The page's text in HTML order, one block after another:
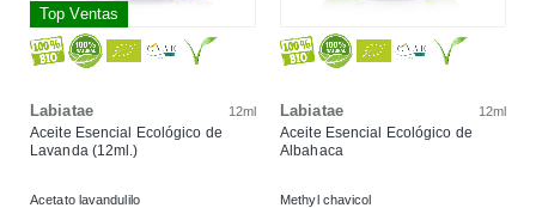
Top Ventas
Labiatae 12ml
Aceite Esencial Ecológico de
Lavanda (12ml.)
Acetato lavandulilo
Labiatae 12ml
Aceite Esencial Ecológico de
Albahaca
Methyl chavicol